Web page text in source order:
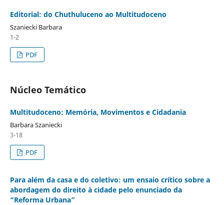
Editorial: do Chuthuluceno ao Multitudoceno
Szaniecki Barbara
1-2
PDF
Núcleo Temático
Multitudoceno: Memória, Movimentos e Cidadania
Barbara Szaniecki
3-18
PDF
Para além da casa e do coletivo: um ensaio crítico sobre a
abordagem do direito à cidade pelo enunciado da
“Reforma Urbana”